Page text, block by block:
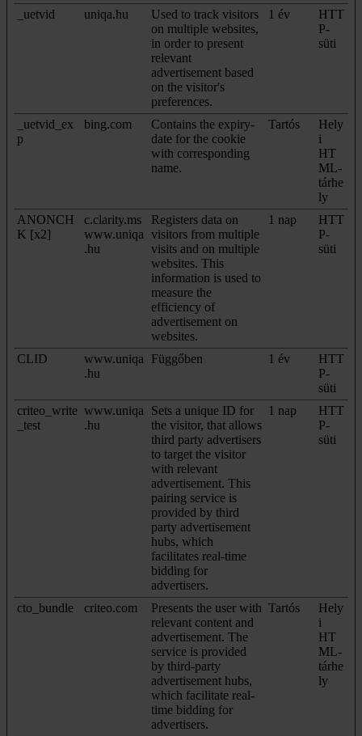
_uetvid uniqa.hu
Used to track visitors
on multiple websites,
in order to present
relevant
advertisement based
on the visitor's
preferences.
1 év
HTT
P-
süti
_uetvid_ex
p
bing.com
Contains the expiry-
date for the cookie
with corresponding
name.
Tartós
Hely
i
HT
ML-
tárhe
ly
ANONCH
K [x2]
c.clarity.ms
www.uniqa
.hu
Registers data on
visitors from multiple
visits and on multiple
websites. This
information is used to
measure the
efficiency of
advertisement on
websites.
1 nap
HTT
P-
süti
CLID
www.uniqa
.hu
Függőben 1 év
HTT
P-
süti
criteo_write
_test
www.uniqa
.hu
Sets a unique ID for
the visitor, that allows
third party advertisers
to target the visitor
with relevant
advertisement. This
pairing service is
provided by third
party advertisement
hubs, which
facilitates real-time
bidding for
advertisers.
1 nap
HTT
P-
süti
cto_bundle criteo.com
Presents the user with
relevant content and
advertisement. The
service is provided
by third-party
advertisement hubs,
which facilitate real-
time bidding for
advertisers.
Tartós
Hely
i
HT
ML-
tárhe
ly